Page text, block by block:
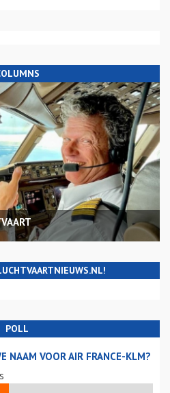
POLL
NAAM VOOR AIR FRANCE-KLM?